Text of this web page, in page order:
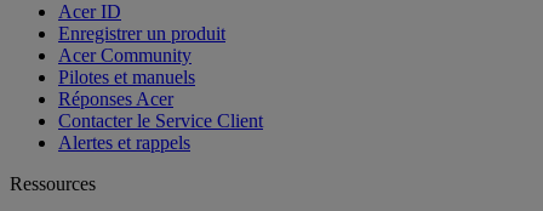
Acer ID
Enregistrer un produit
Acer Community
Pilotes et manuels
Réponses Acer
Contacter le Service Client
Alertes et rappels
Ressources